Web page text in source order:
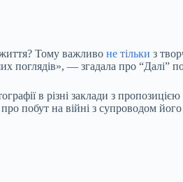
Тому важливо не тільки з
поглядів», — згадала про “Далі”
в різні заклади з
побут на війні з супроводом